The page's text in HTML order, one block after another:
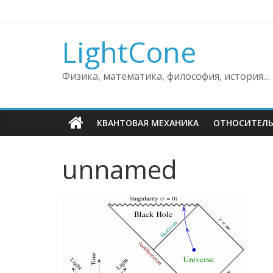
LightCone
Физика, математика, философия, история…
КВАНТОВАЯ МЕХАНИКА
unnamed